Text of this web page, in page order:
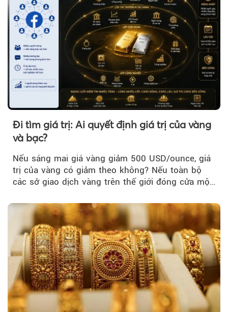
Đi tìm giá trị: Ai quyết định giá trị của vàng
và bạc?
Nếu sáng mai giá vàng giảm 500 USD/ounce, giá
trị của vàng có giảm theo không? Nếu toàn bộ
các sở giao dịch vàng trên thế giới đóng cửa một